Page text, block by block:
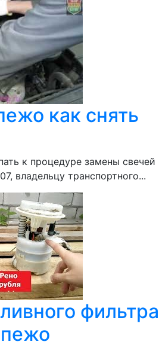
как снять
к процедуре замены свечей
владельцу транспортного...
фильтра